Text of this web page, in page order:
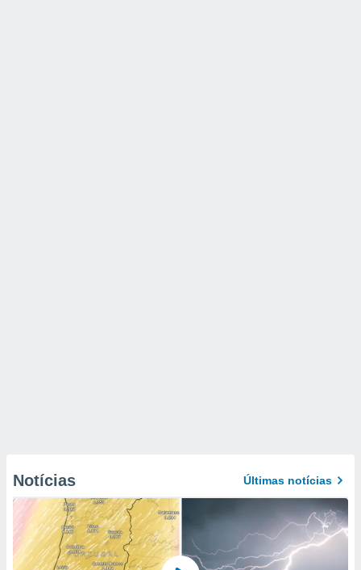
Notícias Últimas notícias